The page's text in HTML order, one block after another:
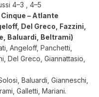
4–3 , 4–5
– Atlante
Del Greco, Fazzini,
Baluardi, Beltrami)
Angeloff, Panchetti,
Del Greco, Giannattasio,
Baluardi, Gianneschi,
Galletti, Mariani.